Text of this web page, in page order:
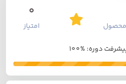
محصول
0
امتیاز
دوره: %100